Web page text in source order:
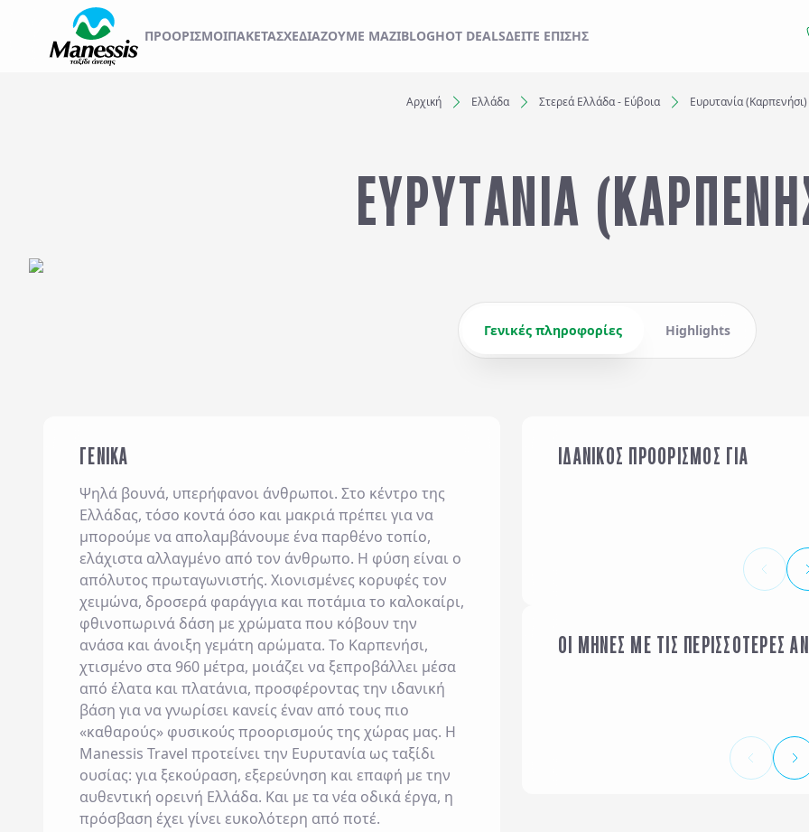
ΞΕΚΙΝΗΣΤΕ ΤΟ ΤΑΞΙΔΙ ΣΑΣ ΑΠΟ ΕΔΩ
Αναζήτηση
ΠΡΟΟΡΙΣΜΟΊΠΑΚΕΤΑΣΧΕΔΙΆΖΟΥΜΕ ΜΑΖΊBLOGHOT DEALSΔΕΊΤΕ ΕΠΊΣΗΣ
Αρχική Ελλάδα Στερεά Ελλάδα - Εύβοια Ευρυτανία (Καρπενήσι)
ΕΥΡΥΤΑΝΙΑ
Γενικές πληροφορίες Highlights
ΓΕΝΙΚΑ
Ψηλά βουνά, υπερήφανοι άνθρωποι. Στο κέντρο της
Ελλάδας, τόσο κοντά όσο και μακριά πρέπει για να
μπορούμε να απολαμβάνουμε ένα παρθένο τοπίο,
ελάχιστα αλλαγμένο από τον άνθρωπο. Η φύση είναι ο
απόλυτος πρωταγωνιστής. Χιονισμένες κορυφές τον
χειμώνα, δροσερά φαράγγια και ποτάμια το καλοκαίρι,
φθινοπωρινά δάση με χρώματα που κόβουν την
ανάσα και άνοιξη γεμάτη αρώματα. Το Καρπενήσι,
χτισμένο στα 960 μέτρα, μοιάζει να ξεπροβάλλει μέσα
από έλατα και πλατάνια, προσφέροντας την ιδανική
βάση για να γνωρίσει κανείς έναν από τους πιο
«καθαρούς» φυσικούς προορισμούς της χώρας μας. Η
Manessis Travel προτείνει την Ευρυτανία ως ταξίδι
ουσίας: για ξεκούραση, εξερεύνηση και επαφή με την
αυθεντική ορεινή Ελλάδα. Και με τα νέα οδικά έργα, η
πρόσβαση έχει γίνει ευκολότερη από ποτέ.
ΙΔΑΝΙΚΟΣ ΠΡΟΟΡΙΣΜΟΣ ΓΙΑ
ΟΙΚΟΓΕΝΕΙΑ ΜΕ ΠΑΙΔΙΑ
ΟΙ ΜΗΝΕΣ ΜΕ ΤΙΣ ΠΕΡΙΣΣΟΤΕΡΕΣ
ΙΑΝΟΥΑΡΙΟΣ